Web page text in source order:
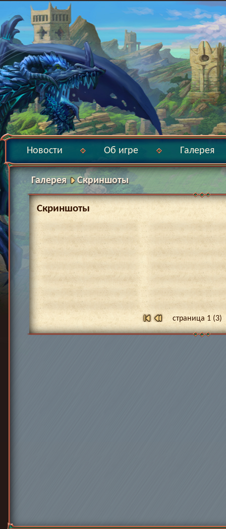
Новости Об игре Галерея
Галерея Скриншоты
Скриншоты
страница 1 (3)